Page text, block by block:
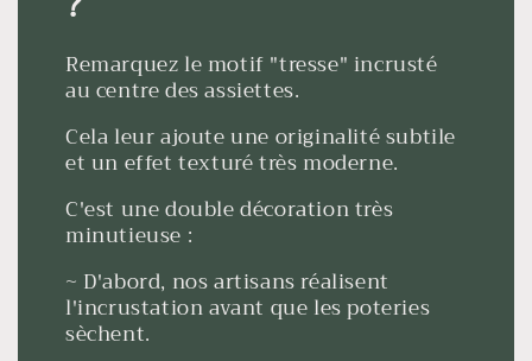
Remarquez le motif "tresse" incrusté
au centre des assiettes.
Cela leur ajoute une originalité subtile
et un effet texturé très moderne.
C'est une double décoration très
minutieuse :
~ D'abord, nos artisans réalisent
l'incrustation avant que les poteries
sèchent.